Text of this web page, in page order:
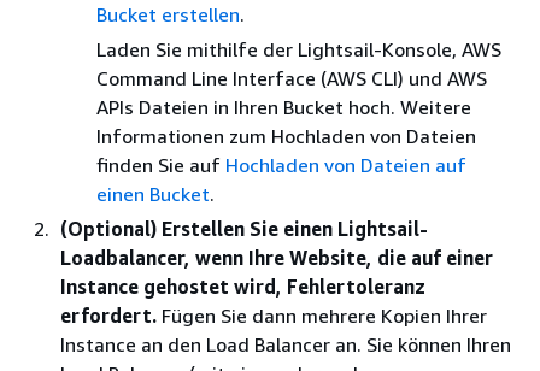
Bucket erstellen.
Laden Sie mithilfe der Lightsail-Konsole, AWS
Command Line Interface (AWS CLI) und AWS
APIs Dateien in Ihren Bucket hoch. Weitere
Informationen zum Hochladen von Dateien
finden Sie auf Hochladen von Dateien auf
einen Bucket.
(Optional) Erstellen Sie einen Lightsail-
Loadbalancer, wenn Ihre Website, die auf einer
Instance gehostet wird, Fehlertoleranz
erfordert. Fügen Sie dann mehrere Kopien Ihrer
Instance an den Load Balancer an. Sie können Ihren